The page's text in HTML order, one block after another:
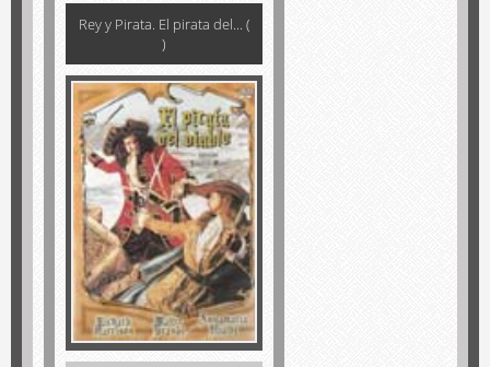
Rey y Pirata. El pirata del... (
)